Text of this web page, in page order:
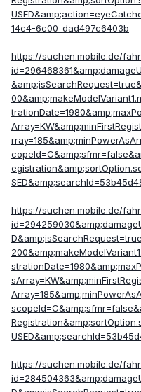
14c4-6c00-dad497c6403b
https://suchen.mobile.de/
https://suchen.mobile.de/
https://suchen.mobile.de/